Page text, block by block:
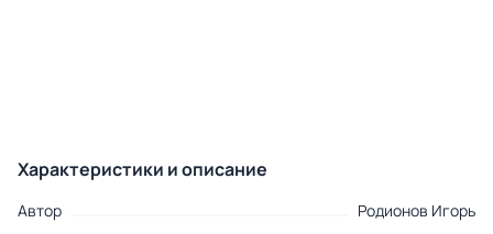
Характеристики и описание
Автор
Родионов Игорь